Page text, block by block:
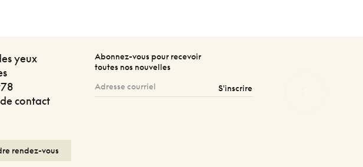
yeux
contact
Abonnez-vous pour recevoir
toutes nos nouvelles
S'inscrire
rendez-vous